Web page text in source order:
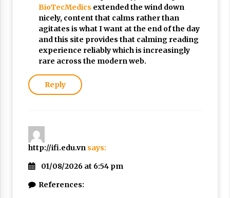
BioTecMedics extended the wind down
nicely, content that calms rather than
agitates is what I want at the end of the day
and this site provides that calming reading
experience reliably which is increasingly
rare across the modern web.
Reply
http://ifi.edu.vn says:
01/08/2026 at 6:54 pm
References: